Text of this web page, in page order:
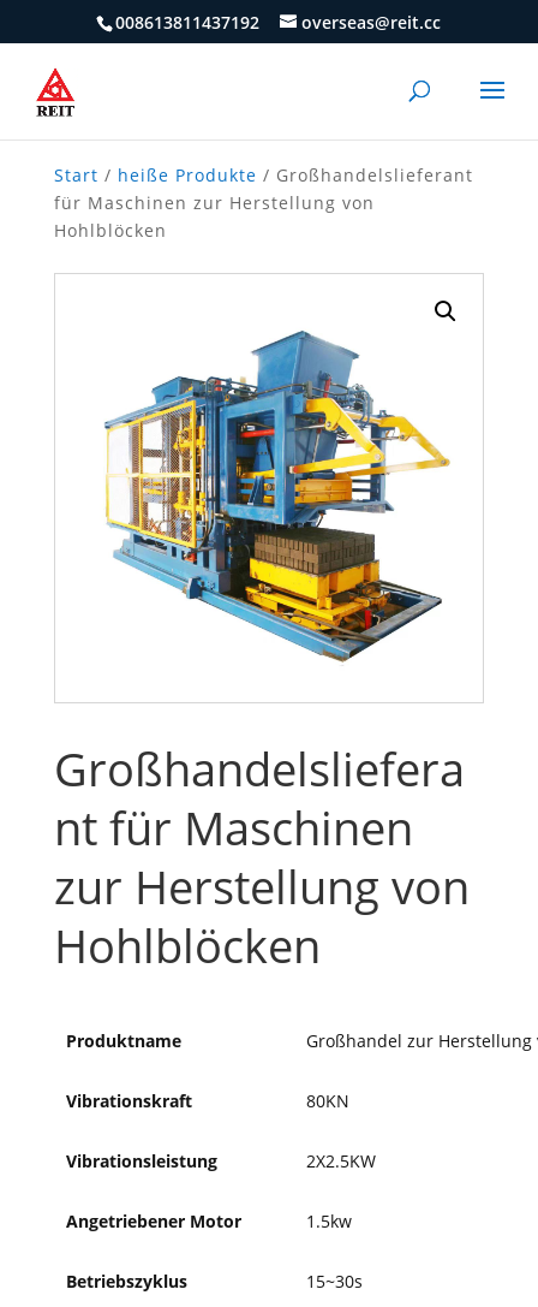
008613811437192 overseas@reit.cc
Start / heiße Produkte / Großhandelslieferant
für Maschinen zur Herstellung von
Hohlblöcken
Großhandelsliefera
nt für Maschinen
zur Herstellung von
Hohlblöcken
Produktname Großhandel zur Herstellung
Vibrationskraft 80KN
Vibrationsleistung 2X2.5KW
Angetriebener Motor 1.5kw
Betriebszyklus 15~30s